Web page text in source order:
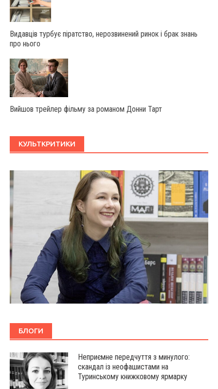
Видавців турбує піратство, нерозвинений ринок і брак знань
про нього
Вийшов трейлер фільму за романом Донни Тарт
КУЛЬТКРИТИКИ
БЛОГИ
Неприємне передчуття з минулого:
скандал із неофашистами на
Туринському книжковому ярмарку